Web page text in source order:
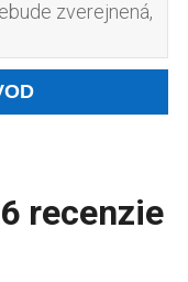
zverejnená,
recenzie